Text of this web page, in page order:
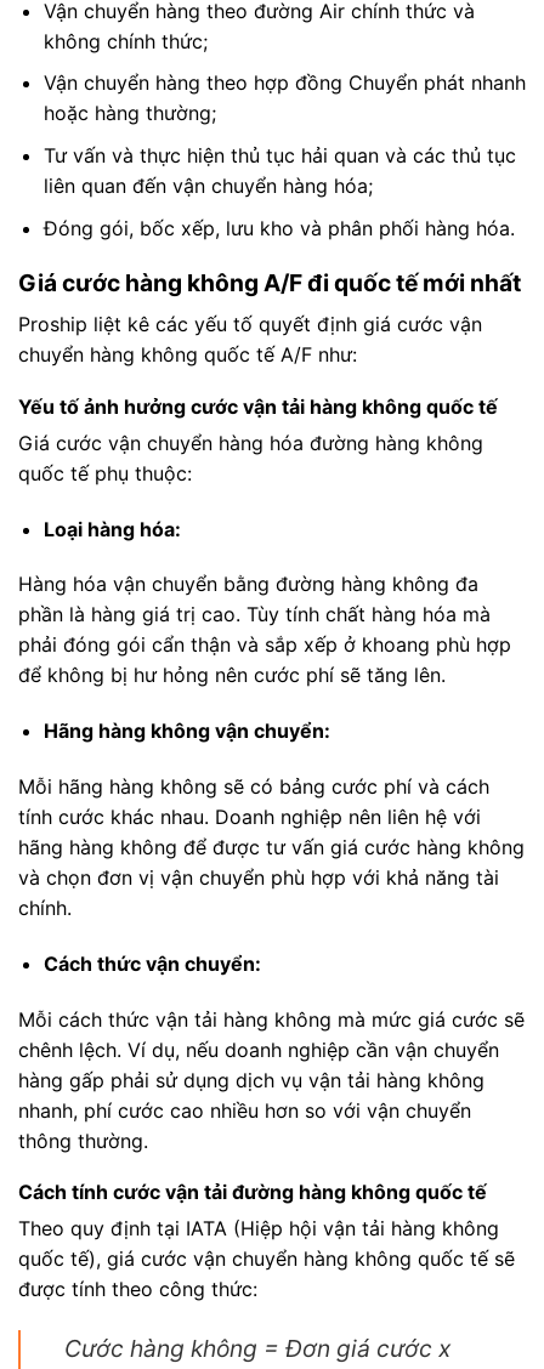
Vận chuyển hàng theo đường Air chính thức và
không chính thức;
Vận chuyển hàng theo hợp đồng Chuyển phát nhanh
hoặc hàng thường;
Tư vấn và thực hiện thủ tục hải quan và các thủ tục
liên quan đến vận chuyển hàng hóa;
Đóng gói, bốc xếp, lưu kho và phân phối hàng hóa.
Giá cước hàng không A/F đi quốc tế mới nhất
Proship liệt kê các yếu tố quyết định giá cước vận
chuyển hàng không quốc tế A/F như:
Yếu tố ảnh hưởng cước vận tải hàng không quốc tế
Giá cước vận chuyển hàng hóa đường hàng không
quốc tế phụ thuộc:
Loại hàng hóa:
Hàng hóa vận chuyển bằng đường hàng không đa
phần là hàng giá trị cao. Tùy tính chất hàng hóa mà
phải đóng gói cẩn thận và sắp xếp ở khoang phù hợp
để không bị hư hỏng nên cước phí sẽ tăng lên.
Hãng hàng không vận chuyển:
Mỗi hãng hàng không sẽ có bảng cước phí và cách
tính cước khác nhau. Doanh nghiệp nên liên hệ với
hãng hàng không để được tư vấn giá cước hàng không
và chọn đơn vị vận chuyển phù hợp với khả năng tài
chính.
Cách thức vận chuyển:
Mỗi cách thức vận tải hàng không mà mức giá cước sẽ
chênh lệch. Ví dụ, nếu doanh nghiệp cần vận chuyển
hàng gấp phải sử dụng dịch vụ vận tải hàng không
nhanh, phí cước cao nhiều hơn so với vận chuyển
thông thường.
Cách tính cước vận tải đường hàng không quốc tế
Theo quy định tại IATA (Hiệp hội vận tải hàng không
quốc tế), giá cước vận chuyển hàng không quốc tế sẽ
được tính theo công thức:
Cước hàng không = Đơn giá cước x